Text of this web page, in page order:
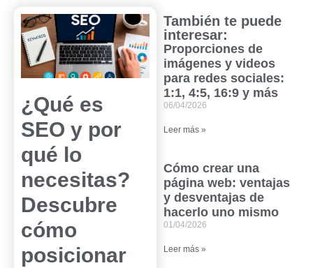
¿Qué es
SEO y por
qué lo
necesitas?
Descubre
cómo
posicionar
También te puede
interesar:
Proporciones de
imágenes y videos
para redes sociales:
1:1, 4:5, 16:9 y más
06/04/2026
Leer más »
Cómo crear una
página web: ventajas
y desventajas de
hacerlo uno mismo
01/04/2026
Leer más »